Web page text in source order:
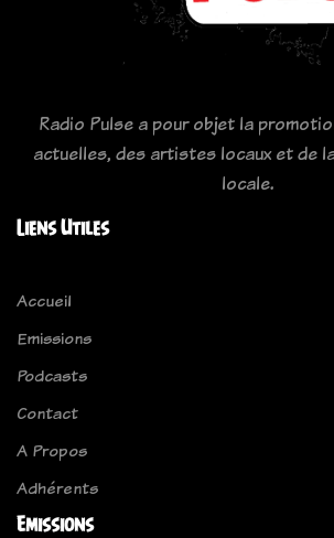
Radio Pulse a pour objet la
actuelles, des artistes locaux et de
locale.
Liens Utiles
Accueil
Emissions
Podcasts
Contact
A Propos
Adhérents
Emissions